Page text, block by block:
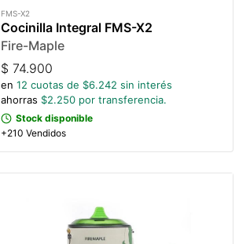
FMS-X2
Cocinilla Integral FMS-X2
Fire-Maple
$74.900
en 12 cuotas de $6.242 sin interés
ahorras $2.250 por transferencia.
Stock disponible
+210 Vendidos